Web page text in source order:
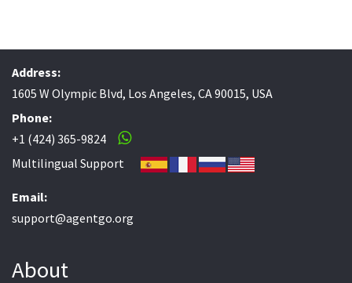
Address:
1605 W Olympic Blvd, Los Angeles, CA 90015, USA
Phone:
+1 (424) 365-9824
Multilingual Support
Email:
support@agentgo.org
About